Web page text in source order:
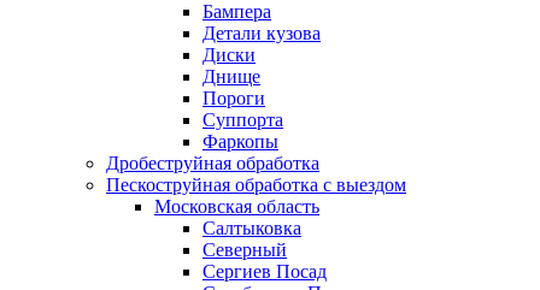
Бампера
Детали кузова
Диски
Днище
Пороги
Суппорта
Фаркопы
Дробеструйная обработка
Пескоструйная обработка с выездом
Московская область
Салтыковка
Северный
Сергиев Посад